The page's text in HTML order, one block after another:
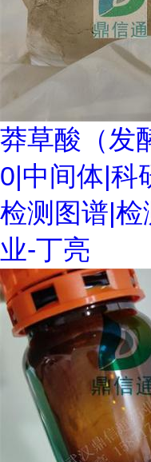
莽草酸（发
0|中间体|科
检测图谱|
业-丁亮